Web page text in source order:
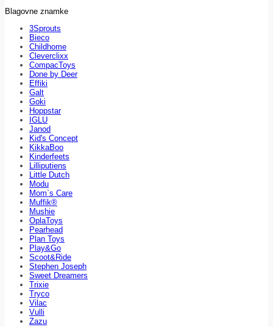
Blagovne znamke
3Sprouts
Bieco
Childhome
Cleverclixx
CompacToys
Done by Deer
Effiki
Galt
Goki
Hoppstar
IGLU
Janod
Kid's Concept
KikkaBoo
Kinderfeets
Lilliputiens
Little Dutch
Modu
Mom`s Care
Muffik®
Mushie
OplaToys
Pearhead
Plan Toys
Play&Go
Scoot&Ride
Stephen Joseph
Sweet Dreamers
Trixie
Tryco
Vilac
Vulli
Zazu